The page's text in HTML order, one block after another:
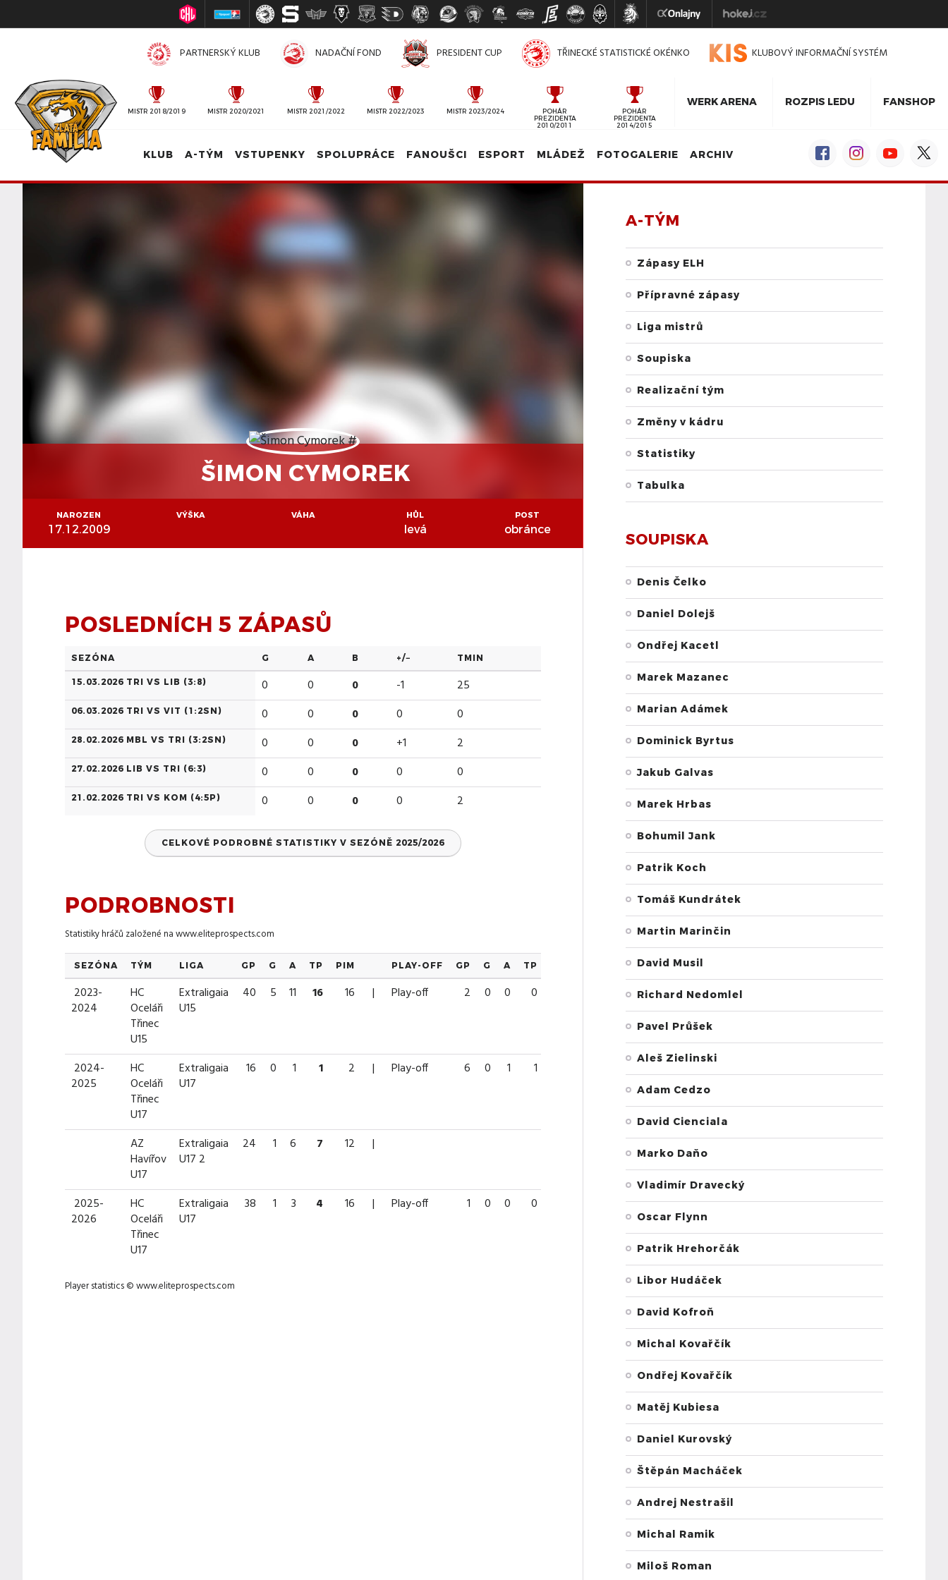
PARTNERSKÝ KLUB NADAČNÍ FOND PRESIDENT CUP TŘINECKÉ STATISTICKÉ OKÉNKO KLUBOVÝ INFORMAČNÍ SYSTÉM
MISTR 2010/2011 MISTR 2018/2019 MISTR 2020/2021 MISTR 2021/2022 MISTR 2022/2023 MISTR 2023/2024
POHÁR
PREZIDENTA
2010/2011
POHÁR
PREZIDENTA
2014/2015
WERK ARENA ROZPIS LEDU FANSHOP
KLUB A-TÝM VSTUPENKY SPOLUPRÁCE FANOUŠCI ESPORT MLÁDEŽ FOTOGALERIE ARCHIV
ŠIMON CYMOREK
NAROZEN
17.12.2009
VÝŠKA VÁHA HŮL
levá
POST
obránce
POSLEDNÍCH 5 ZÁPASŮ
SEZÓNA G A B +/− TMIN
15.03.2026 TRI VS LIB (3:8) 0 0 0 -1 25
06.03.2026 TRI VS VIT (1:2SN) 0 0 0 0 0
28.02.2026 MBL VS TRI (3:2SN) 0 0 0 +1 2
27.02.2026 LIB VS TRI (6:3) 0 0 0 0 0
21.02.2026 TRI VS KOM (4:5P) 0 0 0 0 2
CELKOVÉ PODROBNÉ STATISTIKY V SEZÓNĚ 2025/2026
PODROBNOSTI
Statistiky hráčů založené nawww.eliteprospects.com
SEZÓNA TÝM LIGA GP G A TP PIM PLAY-OFF GP G A TP
2023-
2024
HC
Oceláři
Třinec
U15
Extraligaia
U15
40 5 11 16 16 | Play-off 2 0 0 0
2024-
2025
HC
Oceláři
Třinec
U17
Extraligaia
U17
16 0 1 1 2 | Play-off 6 0 1 1
AZ
Havířov
U17
Extraligaia
U17 2
24 1 6 7 12 |
2025-
2026
HC
Oceláři
Třinec
U17
Extraligaia
U17
38 1 3 4 16 | Play-off 1 0 0 0
Player statistics ©www.eliteprospects.com
A-TÝM
Zápasy ELH
Přípravné zápasy
Liga mistrů
Soupiska
Realizační tým
Změny v kádru
Statistiky
Tabulka
SOUPISKA
Denis Čelko
Daniel Dolejš
Ondřej Kacetl
Marek Mazanec
Marian Adámek
Dominick Byrtus
Jakub Galvas
Marek Hrbas
Bohumil Jank
Patrik Koch
Tomáš Kundrátek
Martin Marinčin
David Musil
Richard Nedomlel
Pavel Průšek
Aleš Zielinski
Adam Cedzo
David Cienciala
Marko Daňo
Vladimír Dravecký
Oscar Flynn
Patrik Hrehorčák
Libor Hudáček
David Kofroň
Michal Kovařčík
Ondřej Kovařčík
Matěj Kubiesa
Daniel Kurovský
Štěpán Macháček
Andrej Nestrašil
Michal Ramik
Miloš Roman